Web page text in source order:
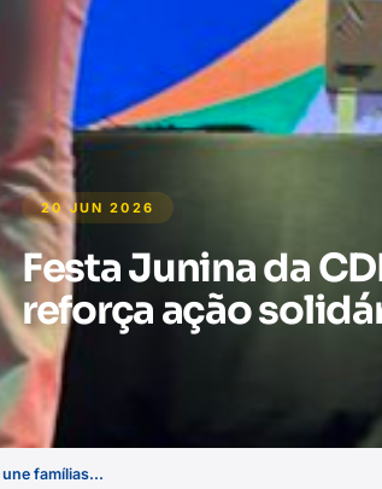
20 JUN 2026
Festa Junina da
reforça ação
une famílias...